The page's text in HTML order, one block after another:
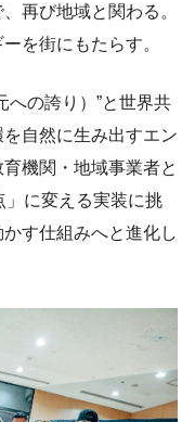
再び地域と関わる。
を街にもたらす。
への誇り）”と世界共
自然に生み出すエン
機関・地域事業者と
」に変える実装に挑
す仕組みへと進化し